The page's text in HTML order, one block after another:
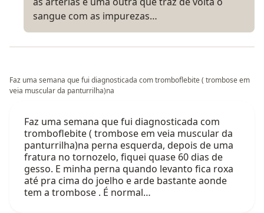
sangue com as impurezas…
Faz uma semana que fui diagnosticada com tromboflebite ( trombose em
veia muscular da panturrilha)na
Faz uma semana que fui diagnosticada com
tromboflebite ( trombose em veia muscular da
panturrilha)na perna esquerda, depois de uma
fratura no tornozelo, fiquei quase 60 dias de
gesso. E minha perna quando levanto fica roxa
até pra cima do joelho e arde bastante aonde
tem a trombose . É normal…